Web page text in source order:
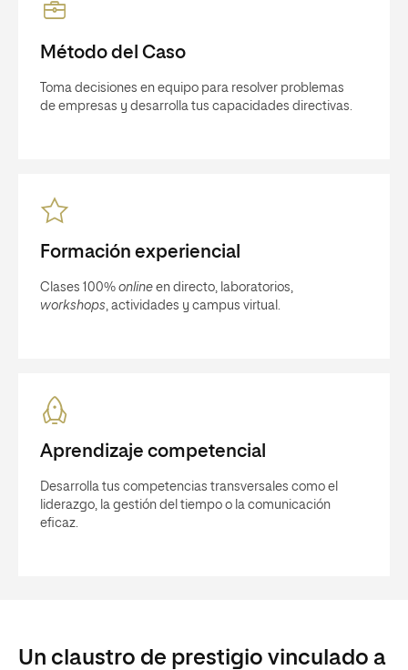
Método del Caso
Toma decisiones en equipo para resolver problemas
de empresas y desarrolla tus capacidades directivas.
Formación experiencial
Clases 100% online en directo, laboratorios,
workshops, actividades y campus virtual.
Aprendizaje competencial
Desarrolla tus competencias transversales como el
liderazgo, la gestión del tiempo o la comunicación
eficaz.
Un claustro de prestigio vinculado a